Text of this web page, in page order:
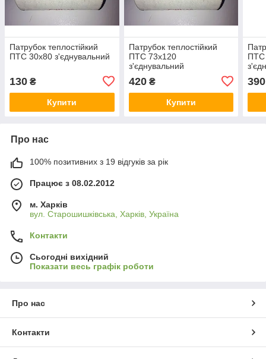
Патрубок теплостійкий
ПТС 30х80 з'єднувальний
130 ₴
Купити
Патрубок теплостійкий
ПТС 73х120
з'єднувальний
420₴
Купити
ПТС
390
Про нас
100% позитивних з 19 відгуків за рік
Працює з 08.02.2012
м. Харків
вул. Старошишківська, Харків, Україна
Контакти
Сьогодні вихідний
Показати весь графік роботи
Про нас
Контакти